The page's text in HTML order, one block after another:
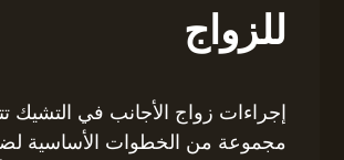
للزواج
إجراءات زواج الأجانب في التشيك
مجموعة من الخطوات الأساسية